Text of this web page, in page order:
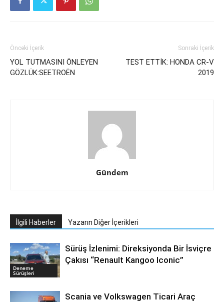
Önceki İçerik
YOL TUTMASINI ÖNLEYEN
GÖZLÜK:SEETROËN
Sonraki İçerik
TEST ETTİK: HONDA CR-V
2019
Gündem
İlgili Haberler Yazarın Diğer İçerikleri
Deneme
Sürüşleri
Sürüş İzlenimi: Direksiyonda Bir İsviçre
Çakısı “Renault Kangoo Iconic”
Scania ve Volkswagen Ticari Araç